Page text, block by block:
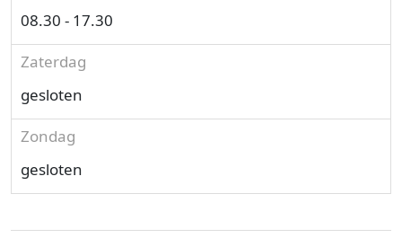
08.30 - 17.30
Zaterdag
gesloten
Zondag
gesloten